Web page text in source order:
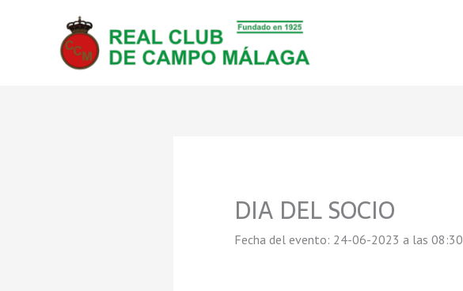
DIA DEL SOCIO
Fecha del evento: 24-06-2023 a las 08:30